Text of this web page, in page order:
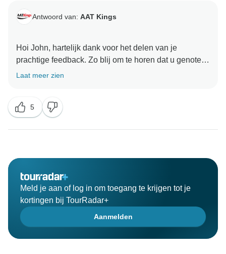
Antwoord van: AAT Kings
Hoi John, hartelijk dank voor het delen van je
prachtige feedback. Zo blij om te horen dat u genoten
heeft van uw Kimberley tour met ons. Hopelijk zien we
Laat meer zien
5
Meld je aan of log in om toegang te krijgen tot je
kortingen bij TourRadar+
Aanmelden